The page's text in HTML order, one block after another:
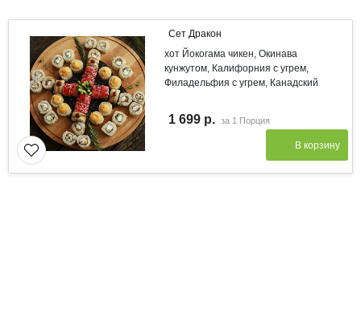
Сет Дракон
хот Йокогама чикен, Окинава
кунжутом, Калифорния с угрем,
Филадельфия с угрем, Канадский
1 699 р. за 1 Порция
В корзину